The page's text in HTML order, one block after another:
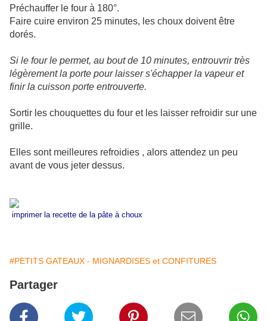
Préchauffer le four à 180°.
Faire cuire environ 25 minutes, les choux doivent être
dorés.
Si le four le permet, au bout de 10 minutes, entrouvrir très
légèrement la porte pour laisser s'échapper la vapeur et
finir la cuisson porte entrouverte.
Sortir les chouquettes du four et les laisser refroidir sur une
grille.
Elles sont meilleures refroidies , alors attendez un peu
avant de vous jeter dessus.
imprimer la recette de la pâte à choux
#PETITS GATEAUX - MIGNARDISES et CONFITURES
Partager